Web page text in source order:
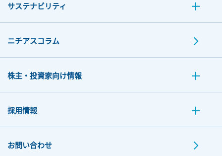
サステナビリティ
ニチアスコラム
株主・投資家向け情報
採用情報
お問い合わせ